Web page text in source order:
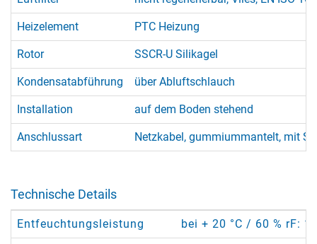
Heizelement PTC Heizung
Rotor SSCR-U Silikagel
Kondensatabführung über Abluftschlauch
Installation auf dem Boden stehend
Anschlussart Netzkabel, gummiummantelt, mit
Technische Details
Entfeuchtungsleistung bei + 20 °C / 60 % rF: